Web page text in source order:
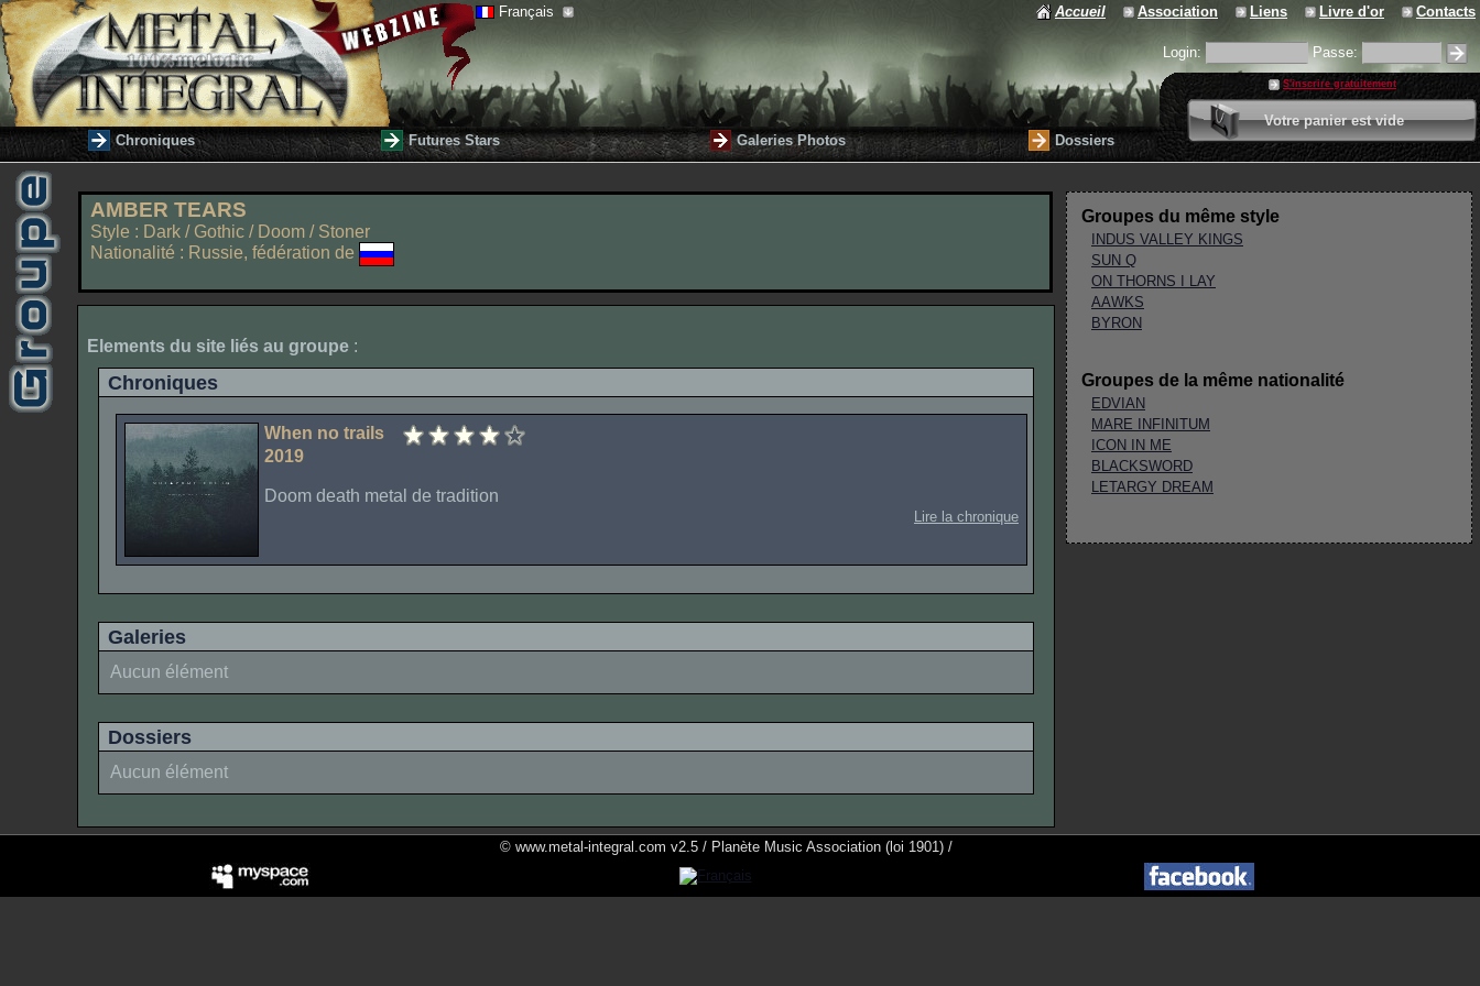
Français Accueil Association Liens Livre d'or Contacts
Login: Passe:
S'inscrire gratuitement
Votre panier est vide
0 article
Valider votre panier
Chroniques Futures Stars Galeries Photos Dossiers
AMBER TEARS
Style : Dark / Gothic / Doom / Stoner
Nationalité : Russie, fédération de
Groupes du même style
INDUS VALLEY KINGS
SUN Q
ON THORNS I LAY
AAWKS
BYRON
Groupes de la même nationalité
EDVIAN
MARE INFINITUM
ICON IN ME
BLACKSWORD
LETARGY DREAM
Elements du site liés au groupe :
Chroniques
When no trails
2019
Doom death metal de tradition
Lire la chronique
Galeries
Aucun élément
Dossiers
Aucun élément
© www.metal-integral.com v2.5 / Planète Music Association (loi 1901) /